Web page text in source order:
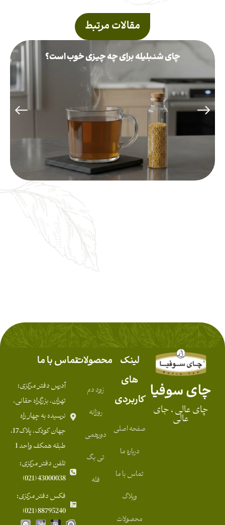
مقالات مرتبط
چای شنبلیله برای چه چیزی خوب است؟
لینک
های
کاربردی
صفحه اصلی
درباره ما
تماس با ما
وبلاگ
محصولات
محصولات
زود دم
روزانه
دورهمی
تی بگ
فله
چای سوفیا
چای عالی ، جای
عالی
تماس با ما
آدرس دفتر مرکزی:
تهران، بزرگراه حقانی،
نرسیده به چهار راه
جهان کودک، پلاک17،
طبقه همکف واحد 1
تلفن دفتر مرکزی:
43000038 (021)
فکس دفتر مرکزی:
88795240 (021)